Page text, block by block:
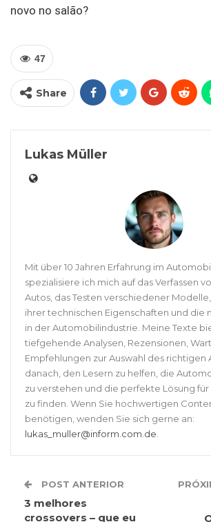
novo no salão?
47
Share
Lukas Müller
Mit über 10 Jahren Erfahrung im
spezialisiere ich mich auf das Verfassen
Autos, das Testen verschiedener
ihrer technischen Eigenschaften und die
in der Automobilindustrie. Meine Texte
tiefgehende Analysen, Rezensionen,
Empfehlungen zur Auswahl des richtigen
danach, den Lesern zu helfen, die
zu verstehen und die perfekte Lösung für
zu finden. Wenn Sie hochwertigen
benötigen, wenden Sie sich gerne an:
lukas_muller@inform.com.de
POST ANTERIOR
3 melhores
crossovers – que eu